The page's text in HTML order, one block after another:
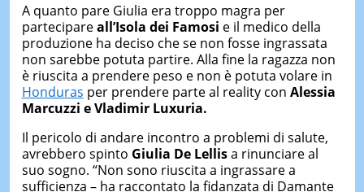
A quanto pare Giulia era troppo magra per
partecipareall’Isola dei Famosi e il medico della
produzione ha deciso che se non fosse ingrassata
non sarebbe potuta partire. Alla fine la ragazza non
è riuscita a prendere peso e non è potuta volare in
Honduras per prendere parte al reality con Alessia
Marcuzzi e Vladimir Luxuria.
Il pericolo di andare incontro a problemi di salute,
avrebbero spinto Giulia De Lellisa rinunciare al
suo sogno. “Non sono riuscita a ingrassare a
sufficienza – ha raccontato la fidanzata di Damante